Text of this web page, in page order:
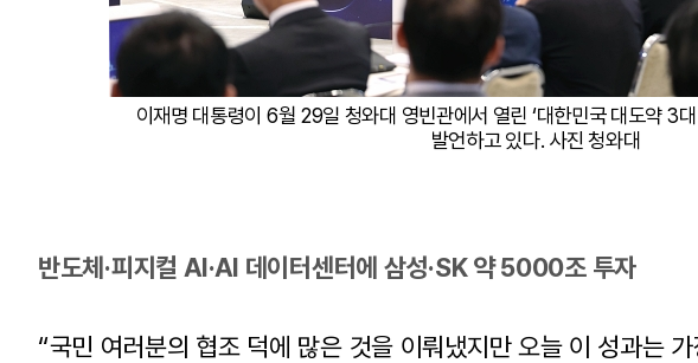
이재명 대통령이 6월 29일 청와대 영빈관에서 열린 ‘대한민국 대도약 3
발언하고 있다. 사진 청와대
반도체·피지컬 AI·AI 데이터센터에 삼성·SK 약 5000조 투자
“국민 여러분의 협조 덕에 많은 것을 이뤄냈지만 오늘 이 성과는